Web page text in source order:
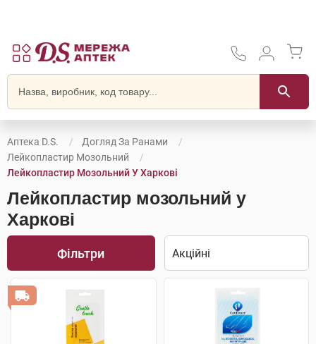
Аптека D.S.
Догляд За Ранами
Лейкопластир Мозольний
Лейкопластир Мозольний У Харкові
Лейкопластир мозольний у
Харкові
Фільтри